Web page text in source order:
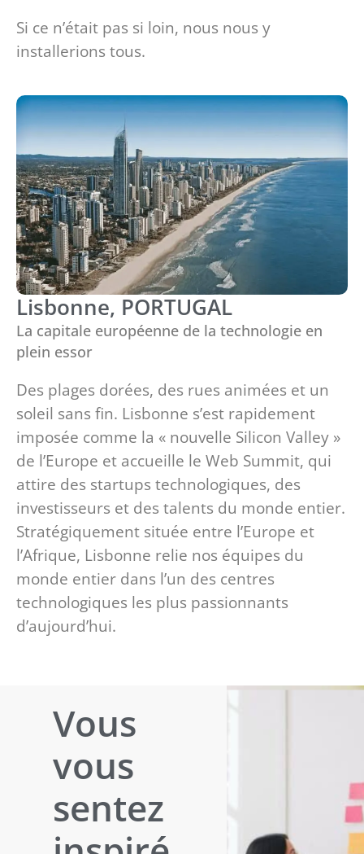
Si ce n’était pas si loin, nous nous y
installerions tous.
Lisbonne, PORTUGAL
La capitale européenne de la technologie en
plein essor
Des plages dorées, des rues animées et un
soleil sans fin. Lisbonne s’est rapidement
imposée comme la « nouvelle Silicon Valley »
de l’Europe et accueille le Web Summit, qui
attire des startups technologiques, des
investisseurs et des talents du monde entier.
Stratégiquement située entre l’Europe et
l’Afrique, Lisbonne relie nos équipes du
monde entier dans l’un des centres
technologiques les plus passionnants
d’aujourd’hui.
Vous
vous
sentez